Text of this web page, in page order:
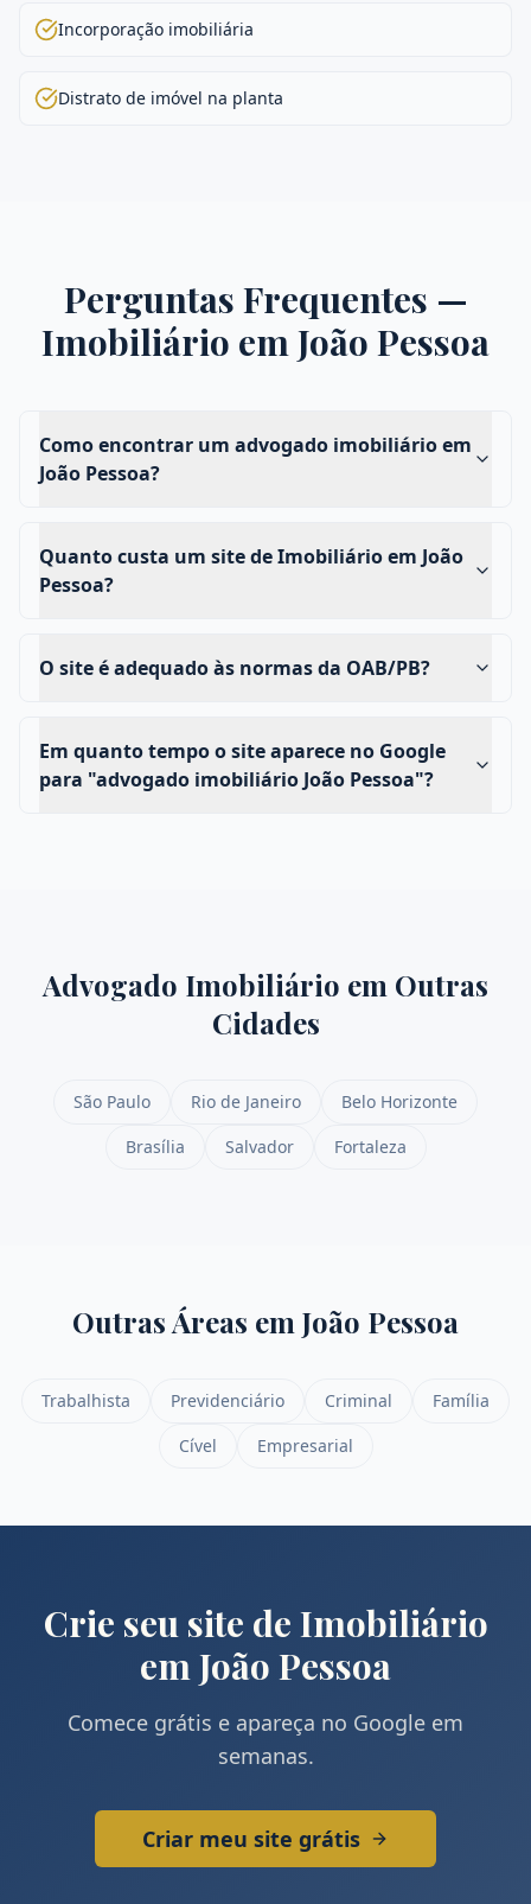
Incorporação imobiliária
Distrato de imóvel na planta
Perguntas Frequentes —
Imobiliário emJoão Pessoa
Como encontrar um advogado imobiliário em
João Pessoa?
Quanto custa um site de Imobiliário em João
Pessoa?
O site é adequado às normas da OAB/PB?
Em quanto tempo o site aparece no Google
para "advogado imobiliário João Pessoa"?
Advogado Imobiliário em Outras
Cidades
São Paulo Rio de Janeiro
Belo Horizonte
Brasília
Salvador Fortaleza
Outras Áreas em João Pessoa
Trabalhista Previdenciário Criminal
Família
Cível
Empresarial
Crie seu site de Imobiliário
emJoão Pessoa
Comece grátis e apareça no Google em
semanas.
Criar meu site grátis